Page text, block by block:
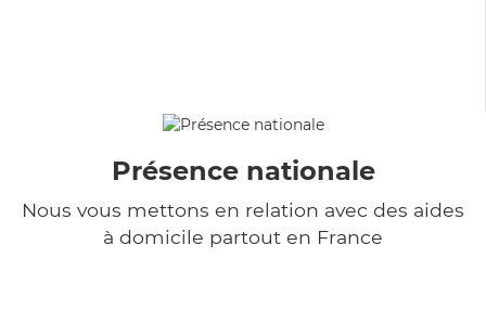
Présence nationale
Nous vous mettons en relation avec des aides
à domicile partout en France